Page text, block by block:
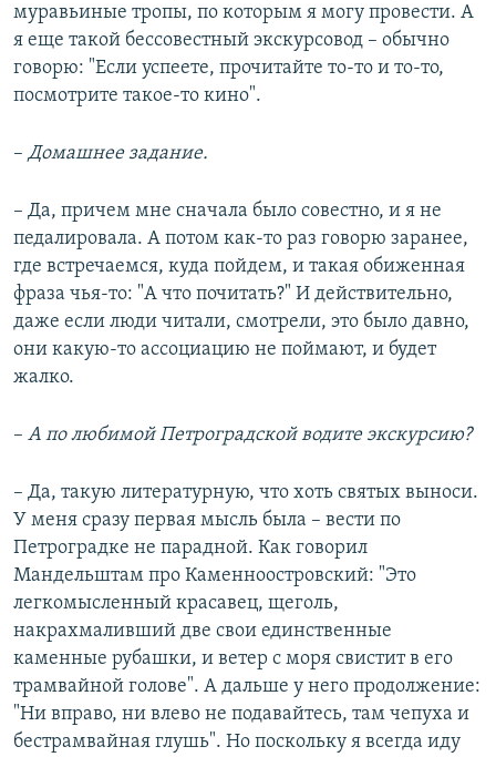
муравьиные тропы, по которым я могу провести. А
я еще такой бессовестный экскурсовод – обычно
говорю: "Если успеете, прочитайте то-то и то-то,
посмотрите такое-то кино".
– Домашнее задание.
– Да, причем мне сначала было совестно, и я не
педалировала. А потом как-то раз говорю заранее,
где встречаемся, куда пойдем, и такая обиженная
фраза чья-то: "А что почитать?" И действительно,
даже если люди читали, смотрели, это было давно,
они какую-то ассоциацию не поймают, и будет
жалко.
– А по любимой Петроградской водите экскурсию?
– Да, такую литературную, что хоть святых выноси.
У меня сразу первая мысль была – вести по
Петроградке не парадной. Как говорил
Мандельштам про Каменноостровский: "Это
легкомысленный красавец, щеголь,
накрахмаливший две свои единственные
каменные рубашки, и ветер с моря свистит в его
трамвайной голове". А дальше у него продолжение:
"Ни вправо, ни влево не подавайтесь, там чепуха и
бестрамвайная глушь". Но поскольку я всегда иду